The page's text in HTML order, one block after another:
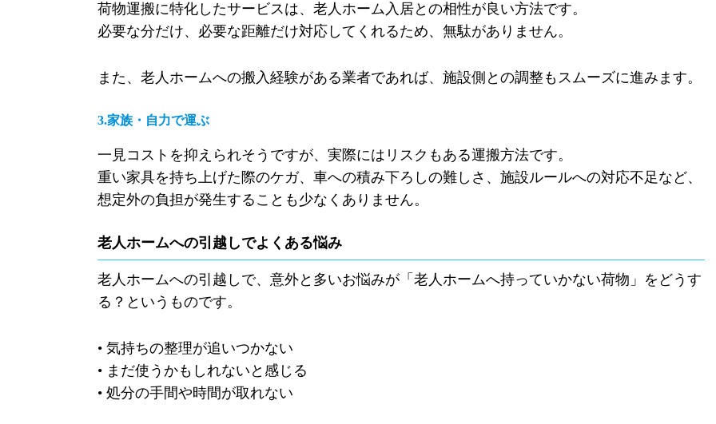
荷物運搬に特化したサービスは、老人ホーム入居との相性が良い方法です。
必要な分だけ、必要な距離だけ対応してくれるため、無駄がありません。
また、老人ホームへの搬入経験がある業者であれば、施設側との調整もスムーズに進みます。
3.家族・自力で運ぶ
一見コストを抑えられそうですが、実際にはリスクもある運搬方法です。
重い家具を持ち上げた際のケガ、車への積み下ろしの難しさ、施設ルールへの対応不足など、
想定外の負担が発生することも少なくありません。
老人ホームへの引越しでよくある悩み
老人ホームへの引越しで、意外と多いお悩みが「老人ホームへ持っていかない荷物」をどうす
る？というものです。
• 気持ちの整理が追いつかない
• まだ使うかもしれないと感じる
• 処分の手間や時間が取れない